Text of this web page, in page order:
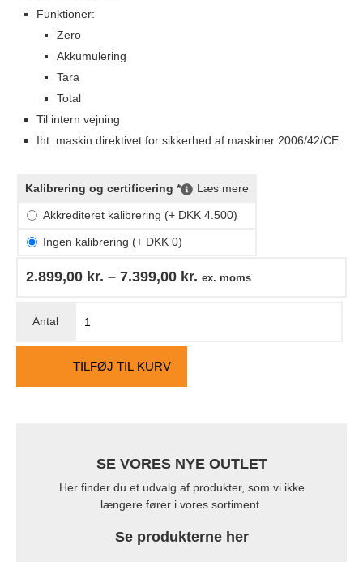
Funktioner:
Zero
Akkumulering
Tara
Total
Til intern vejning
Iht. maskin direktivet for sikkerhed af maskiner 2006/42/CE
Kalibrering og certificering * Læs mere
Akkrediteret kalibrering (+ DKK 4.500)
Ingen kalibrering (+ DKK 0)
2.899,00 kr. – 7.399,00 kr. ex. moms
TILFØJ TIL KURV
SE VORES NYE OUTLET
Her finder du et udvalg af produkter, som vi ikke
længere fører i vores sortiment.
Se produkterne her